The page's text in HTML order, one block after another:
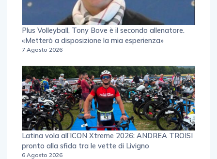
Plus Volleyball, Tony Bove è il secondo allenatore.
«Metterò a disposizione la mia esperienza»
7 Agosto 2026
Latina vola all’ICON Xtreme 2026: ANDREA TROISI
pronto alla sfida tra le vette di Livigno
6 Agosto 2026